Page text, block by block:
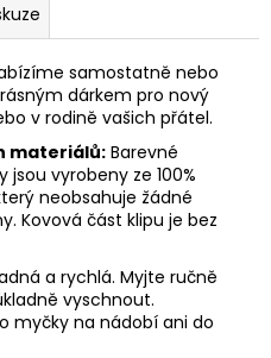
samostatně nebo
dárkem pro nový
v rodině vašich přátel.
materiálů: Barevné
jsou vyrobeny ze 100%
neobsahuje žádné
Kovová část klipu je bez
a rychlá. Myjte ručně
vyschnout.
myčky na nádobí ani do